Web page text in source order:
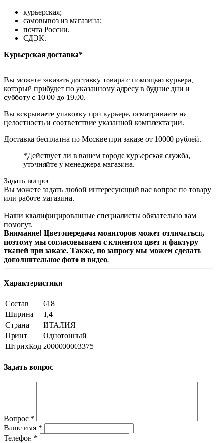
курьерская;
самовывоз из магазина;
почта России.
СДЭК.
Курьерская доставка*
Вы можете заказать доставку товара с помощью курьера,
который прибудет по указанному адресу в будние дни и
субботу с 10.00 до 19.00.
Вы вскрываете упаковку при курьере, осматриваете на
целостность и соответствие указанной комплектации.
Доставка бесплатна по Москве при заказе от 10000 рублей.
*Действует ли в вашем городе курьерская служба,
уточняйте у менеджера магазина.
Задать вопрос
Вы можете задать любой интересующий вас вопрос по товару
или работе магазина.
Наши квалифицированные специалисты обязательно вам
помогут.
Внимание! Цветопередача мониторов может отличаться,
поэтому мы согласовываем с клиентом цвет и фактуру
тканей при заказе. Также, по запросу мы можем сделать
дополнительное фото и видео.
Характеристики
Состав
618
Ширина
1,4
Страна
ИТАЛИЯ
Принт
Однотонный
ШтрихКод 2000000003375
Задать вопрос
Вопрос *
Ваше имя *
Телефон *